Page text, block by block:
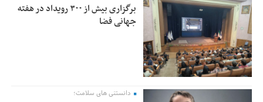
برگزاری بیش از ۳۰۰ رویداد در هفته
جهانی فضا
دانستنی های سلامت؛